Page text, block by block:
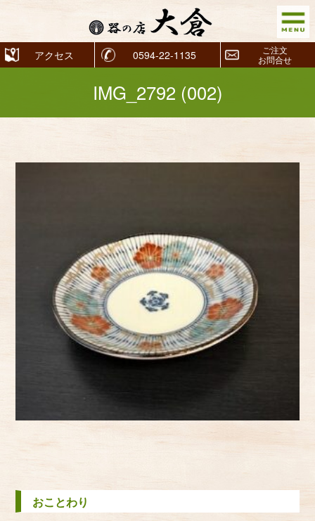
アクセス 0594-22-1135
ご注文
お問合せ
IMG_2792 (002)
おことわり